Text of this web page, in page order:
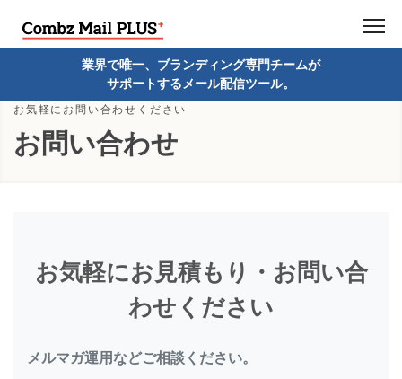
業界で唯一、ブランディング専門チームが
サポートするメール配信ツール。
お気軽にお問い合わせください
お問い合わせ
お気軽にお見積もり・お問い合
わせください
メルマガ運用などご相談ください。